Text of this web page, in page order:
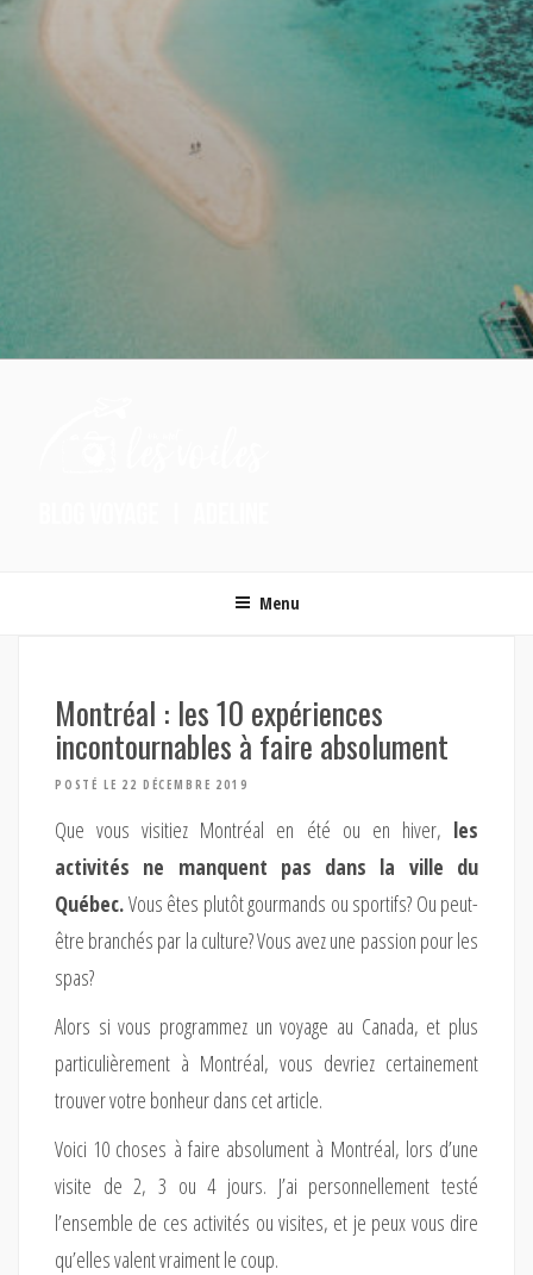
Menu
Montréal : les 10 expériences
incontournables à faire absolument
POSTÉ LE 22 DÉCEMBRE 2019
Que vous visitiez Montréal en été ou en hiver, les
activités ne manquent pas dans la ville du
Québec.Vous êtes plutôt gourmands ou sportifs? Ou peut-
être branchés par la culture? Vous avez une passion pour les
spas?
Alors si vous programmez un voyage au Canada, et plus
particulièrement à Montréal, vous devriez certainement
trouver votre bonheur dans cet article.
Voici 10 choses à faire absolument à Montréal, lors d’une
visite de 2, 3 ou 4 jours. J’ai personnellement testé
l’ensemble de ces activités ou visites, et je peux vous dire
qu’elles valent vraiment le coup.